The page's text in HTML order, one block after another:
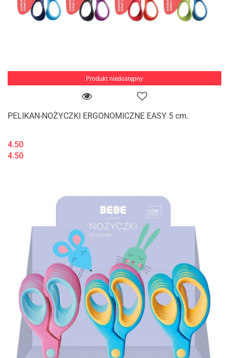
Produkt niedostępny
PELIKAN-NOŻYCZKI ERGONOMICZNE EASY 5 cm.
4.50
4.50